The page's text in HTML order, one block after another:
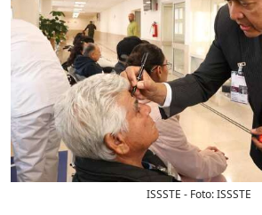
ISSSTE - Foto:ISSSTE